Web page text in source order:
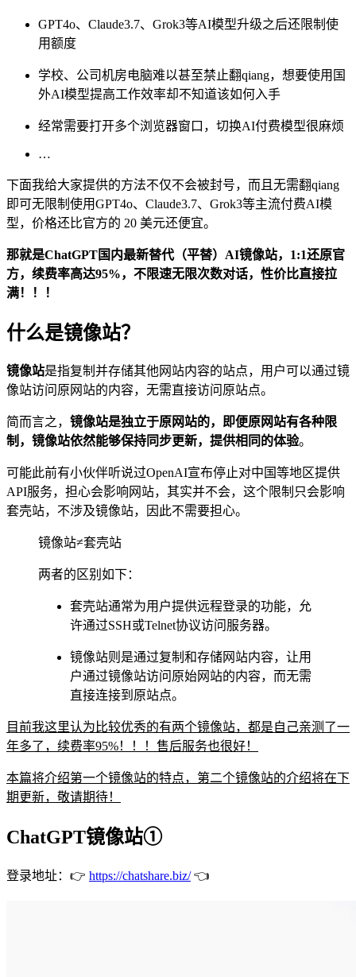
GPT4o、Claude3.7、Grok3等AI模型升级之后还限制使
用额度
学校、公司机房电脑难以甚至禁止翻qiang，想要使用国
外AI模型提高工作效率却不知道该如何入手
经常需要打开多个浏览器窗口，切换AI付费模型很麻烦
…
下面我给大家提供的方法不仅不会被封号，而且无需翻qiang
即可无限制使用GPT4o、Claude3.7、Grok3等主流付费AI模
型，价格还比官方的 20 美元还便宜。
那就是ChatGPT国内最新替代（平替）AI镜像站，1:1还原官
方，续费率高达95%，不限速无限次数对话，性价比直接拉
满！！！
什么是镜像站？
镜像站是指复制并存储其他网站内容的站点，用户可以通过镜
像站访问原网站的内容，无需直接访问原站点。
简而言之， 镜像站是独立于原网站的，即便原网站有各种限
制，镜像站依然能够保持同步更新，提供相同的体验。
可能此前有小伙伴听说过OpenAI宣布停止对中国等地区提供
API服务，担心会影响网站，其实并不会，这个限制只会影响
套壳站，不涉及镜像站，因此不需要担心。
镜像站≠套壳站
两者的区别如下：
套壳站通常为用户提供远程登录的功能，允
许通过SSH或Telnet协议访问服务器。
镜像站则是通过复制和存储网站内容，让用
户通过镜像站访问原始网站的内容，而无需
直接连接到原站点。
目前我这里认为比较优秀的有两个镜像站，都是自己亲测了一
年多了，续费率95%！！！售后服务也很好！
本篇将介绍第一个镜像站的特点，第二个镜像站的介绍将在下
期更新，敬请期待！
ChatGPT镜像站①
登录地址：👉 https://chatshare.biz/👈